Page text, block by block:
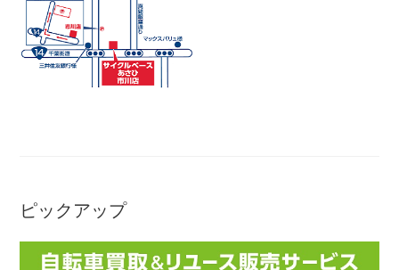
アウトレット
自転車修理工賃
ピックアップ